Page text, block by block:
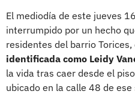
El mediodía de este jueves
interrumpido por un hecho
residentes del barrio Torices,
identificada como Leidy
la vida tras caer desde el
ubicado en la calle 48 de ese